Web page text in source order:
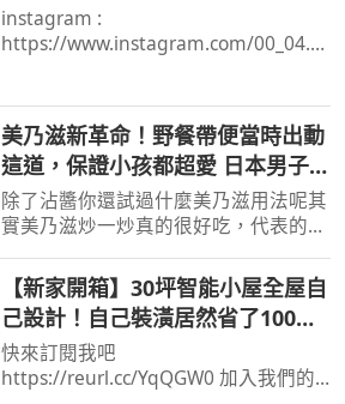
instagram :
https://www.instagram.com/00_04.1
美乃滋新革命！野餐帶便當時出動
這道，保證小孩都超愛 日本男子的
家庭料理 TASTY NOTE
除了沾醬你還試過什麼美乃滋用法呢其
實美乃滋炒一炒真的很好吃，代表的料
【新家開箱】30坪智能小屋全屋自
己設計！自己裝潢居然省了100
萬！
快來訂閱我吧
https://reurl.cc/YqQGW0 加入我們的